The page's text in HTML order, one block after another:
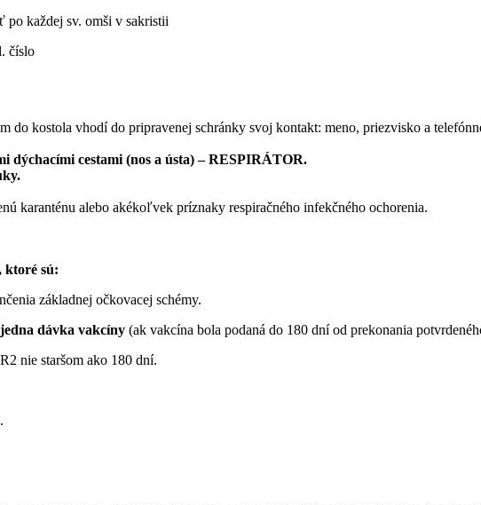
každej sv. omši v sakristii
číslo
do kostola vhodí do pripravenej schránky svoj kontakt: meno, priezvisko a
dýchacími cestami (nos a ústa) – RESPIRÁTOR.
karanténu alebo akékoľvek príznaky respiračného infekčného ochorenia.
ktoré sú:
základnej očkovacej schémy.
dávka vakcíny (ak vakcína bola podaná do 180 dní od prekonania
nie staršom ako 180 dní.